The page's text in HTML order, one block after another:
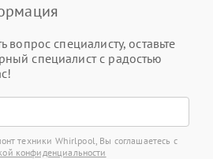
вопрос специалисту, оставьте
специалист с радостью
техники Whirlpool, Вы соглашаетесь с
конфиденциальности